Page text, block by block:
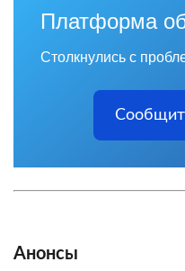
Платформа
Столкнулись с
Анонсы